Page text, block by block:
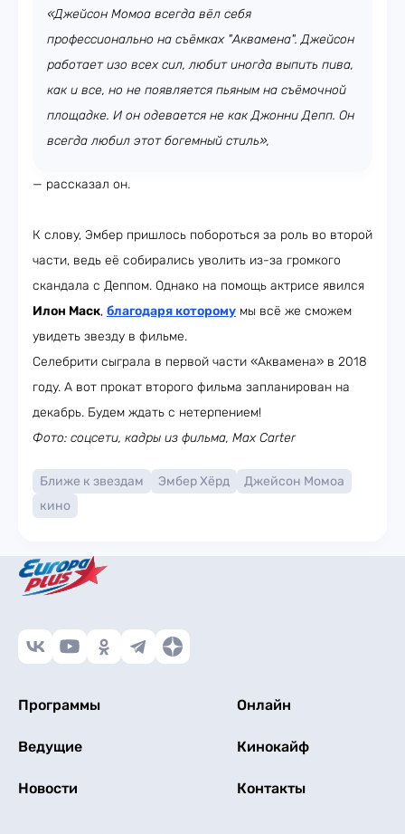
«Джейсон Момоа всегда вёл себя
профессионально на съёмках "Аквамена". Джейсон
работает изо всех сил, любит иногда выпить пива,
как и все, но не появляется пьяным на съёмочной
площадке. И он одевается не как Джонни Депп. Он
всегда любил этот богемный стиль»,
— рассказал он.
К слову, Эмбер пришлось побороться за роль во второй
части, ведь её собирались уволить из-за громкого
скандала с Деппом. Однако на помощь актрисе явился
Илон Маск, благодаря которому мы всё же сможем
увидеть звезду в фильме.
Селебрити сыграла в первой части «Аквамена» в 2018
году. А вот прокат второго фильма запланирован на
декабрь. Будем ждать с нетерпением!
Фото: соцсети, кадры из фильма, Max Carter
Ближе к звездам Эмбер Хёрд
Джейсон Момоа
кино
Программы Онлайн
Ведущие Кинокайф
Новости Контакты